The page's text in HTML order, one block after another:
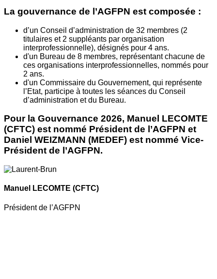
La gouvernance de l’AGFPN est composée :
d’un Conseil d’administration de 32 membres (2
titulaires et 2 suppléants par organisation
interprofessionnelle), désignés pour 4 ans.
d'un Bureau de 8 membres, représentant chacune de
ces organisations interprofessionnelles, nommés pour
2 ans.
d'un Commissaire du Gouvernement, qui représente
l’Etat, participe à toutes les séances du Conseil
d’administration et du Bureau.
Pour la Gouvernance 2026, Manuel LECOMTE
(CFTC) est nommé Président de l’AGFPN et
Daniel WEIZMANN (MEDEF) est nommé Vice-
Président de l’AGFPN.
Manuel LECOMTE (CFTC)
Président de l’AGFPN